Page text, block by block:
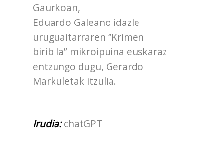
Gaurkoan,
Eduardo Galeano idazle
uruguaitarraren “Krimen
biribila” mikroipuina euskaraz
entzungo dugu, Gerardo
Markuletak itzulia.
Irudia:chatGPT